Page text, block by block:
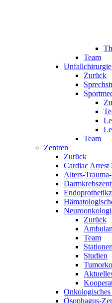
Team
Zurück
Team
Zentren
Zurück
Cardiac Arrest
Alters-
Zurück
Team
Studien
Ösophagus-